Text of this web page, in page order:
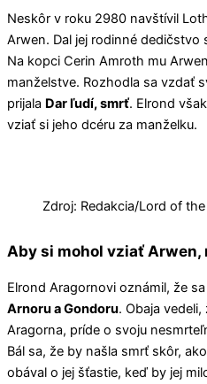
Neskôr v roku 2980 navštívil
Arwen. Dal jej rodinné dedičstvo
Na kopci Cerin Amroth mu
manželstve. Rozhodla sa vzdať
prijala Dar ľudí, smrť. Elrond
vziať si jeho dcéru za manželku.
Zdroj: Redakcia/Lord of
Aby si mohol vziať
Elrond Aragornovi oznámil, že
Arnoru a Gondoru. Obaja
Aragorna, príde o svoju
Bál sa, že by našla smrť skôr,
obával o jej šťastie, keď by jej